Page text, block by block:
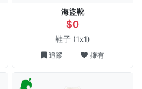
海盜靴
$0
鞋子 (1x1)
追蹤 擁有